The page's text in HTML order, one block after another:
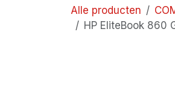
Alle producten
HP EliteBook 860